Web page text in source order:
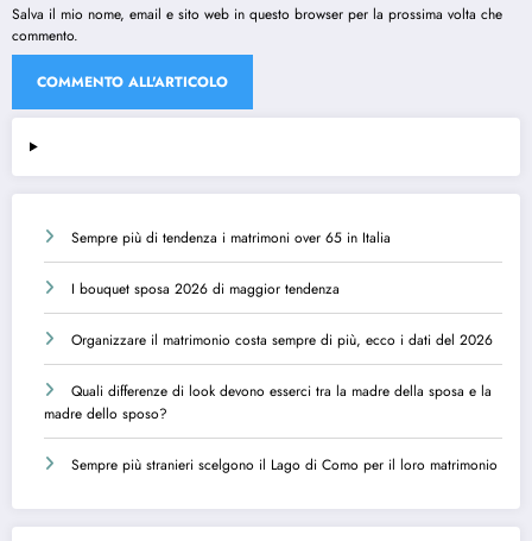
Salva il mio nome, email e sito web in questo browser per la prossima volta che
commento.
Sempre più di tendenza i matrimoni over 65 in Italia
I bouquet sposa 2026 di maggior tendenza
Organizzare il matrimonio costa sempre di più, ecco i dati del 2026
Quali differenze di look devono esserci tra la madre della sposa e la
madre dello sposo?
Sempre più stranieri scelgono il Lago di Como per il loro matrimonio